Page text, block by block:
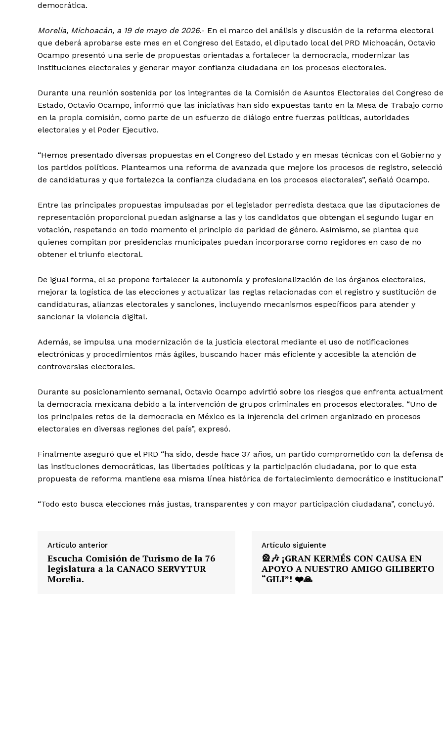
democrática.
Morelia, Michoacán, a 19 de mayo de 2026.- En el marco del análisis y discusión de la reforma electoral
que deberá aprobarse este mes en el Congreso del Estado, el diputado local del PRD Michoacán, Octavio
Ocampo presentó una serie de propuestas orientadas a fortalecer la democracia, modernizar las
instituciones electorales y generar mayor confianza ciudadana en los procesos electorales.
Durante una reunión sostenida por los integrantes de la Comisión de Asuntos Electorales del Congreso
Estado, Octavio Ocampo, informó que las iniciativas han sido expuestas tanto en la Mesa de Trabajo como
en la propia comisión, como parte de un esfuerzo de diálogo entre fuerzas políticas, autoridades
electorales y el Poder Ejecutivo.
“Hemos presentado diversas propuestas en el Congreso del Estado y en mesas técnicas con el Gobierno y
los partidos políticos. Planteamos una reforma de avanzada que mejore los procesos de registro,
de candidaturas y que fortalezca la confianza ciudadana en los procesos electorales”, señaló Ocampo.
Entre las principales propuestas impulsadas por el legislador perredista destaca que las diputaciones de
representación proporcional puedan asignarse a las y los candidatos que obtengan el segundo lugar en
votación, respetando en todo momento el principio de paridad de género. Asimismo, se plantea que
quienes compitan por presidencias municipales puedan incorporarse como regidores en caso de no
obtener el triunfo electoral.
De igual forma, el se propone fortalecer la autonomía y profesionalización de los órganos electorales,
mejorar la logística de las elecciones y actualizar las reglas relacionadas con el registro y sustitución de
candidaturas, alianzas electorales y sanciones, incluyendo mecanismos específicos para atender y
sancionar la violencia digital.
Además, se impulsa una modernización de la justicia electoral mediante el uso de notificaciones
electrónicas y procedimientos más ágiles, buscando hacer más eficiente y accesible la atención de
controversias electorales.
Durante su posicionamiento semanal, Octavio Ocampo advirtió sobre los riesgos que enfrenta
la democracia mexicana debido a la intervención de grupos criminales en procesos electorales. “Uno de
los principales retos de la democracia en México es la injerencia del crimen organizado en procesos
electorales en diversas regiones del país”, expresó.
Finalmente aseguró que el PRD “ha sido, desde hace 37 años, un partido comprometido con la defensa
las instituciones democráticas, las libertades políticas y la participación ciudadana, por lo que esta
propuesta de reforma mantiene esa misma línea histórica de fortalecimiento democrático e
“Todo esto busca elecciones más justas, transparentes y con mayor participación ciudadana”, concluyó.
Artículo anterior
Escucha Comisión de Turismo de la 76
legislatura a la CANACO SERVYTUR
Morelia.
Artículo siguiente
🎡🎶 ¡GRAN KERMÉS CON CAUSA EN
APOYO A NUESTRO AMIGO GILIBERTO
“GILI”! ❤️🙏